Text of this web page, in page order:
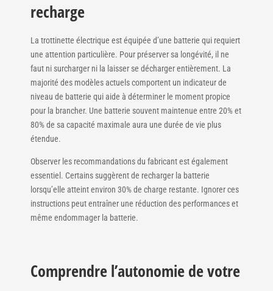
recharge
La trottinette électrique est équipée d’une batterie qui requiert
une attention particulière. Pour préserver sa longévité, il ne
faut ni surcharger ni la laisser se décharger entièrement. La
majorité des modèles actuels comportent un indicateur de
niveau de batterie qui aide à déterminer le moment propice
pour la brancher. Une batterie souvent maintenue entre 20% et
80% de sa capacité maximale aura une durée de vie plus
étendue.
Observer les recommandations du fabricant est également
essentiel. Certains suggèrent de recharger la batterie
lorsqu’elle atteint environ 30% de charge restante. Ignorer ces
instructions peut entraîner une réduction des performances et
même endommager la batterie.
Comprendre l’autonomie de votre